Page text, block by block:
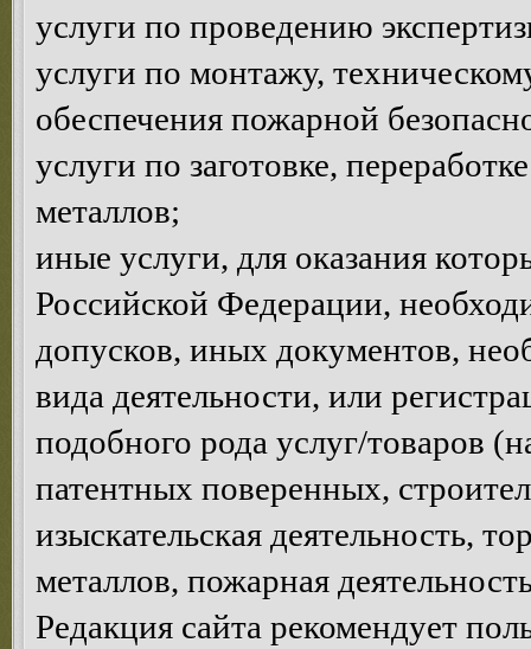
услуги по проведению
услуги по монтажу,
обеспечения пожарной
услуги по заготовке,
металлов;
иные услуги, для оказания
Российской Федерации,
допусков, иных документов,
вида деятельности, или
подобного рода услуг/товаров
патентных поверенных,
изыскательская деятельность,
металлов, пожарная
Редакция сайта рекомендует